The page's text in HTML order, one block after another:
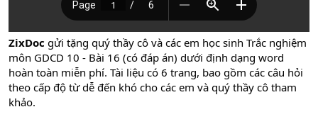
ZixDoc gửi tặng quý thầy cô và các em học sinh Trắc nghiệm
môn GDCD 10 - Bài 16 (có đáp án) dưới định dạng word
hoàn toàn miễn phí. Tài liệu có 6 trang, bao gồm các câu hỏi
theo cấp độ từ dễ đến khó cho các em và quý thầy cô tham
khảo.